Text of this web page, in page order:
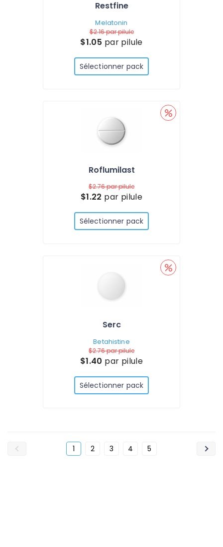
Restfine
Melatonin
$2.16par pilule
$1.05 par pilule
Sélectionner pack
Roflumilast
$2.76par pilule
$1.22 par pilule
Sélectionner pack
Serc
Betahistine
$2.76par pilule
$1.40 par pilule
Sélectionner pack
1 2 3 4 5